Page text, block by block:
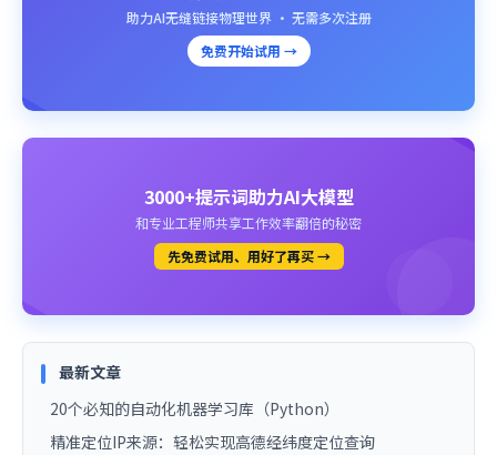
助力AI无缝链接物理世界 · 无需多次注册
免费开始试用 →
3000+提示词助力AI大模型
和专业工程师共享工作效率翻倍的秘密
先免费试用、用好了再买 →
最新文章
20个必知的自动化机器学习库（Python）
精准定位IP来源：轻松实现高德经纬度定位查询